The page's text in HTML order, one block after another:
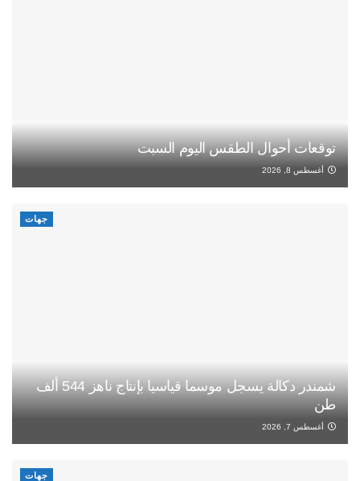
توقعات أحوال الطقس اليوم السبت
أغسطس 8, 2026
جهات
شمندر دكالة يسجل موسما قياسيا بإنتاج ناهز 544 ألف
طن
أغسطس 7, 2026
جهات